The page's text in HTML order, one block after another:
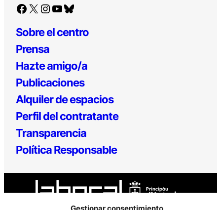
Facebook X Instagram YouTube Bluesky
Sobre el centro
Prensa
Hazte amigo/a
Publicaciones
Alquiler de espacios
Perfil del contratante
Transparencia
Política Responsable